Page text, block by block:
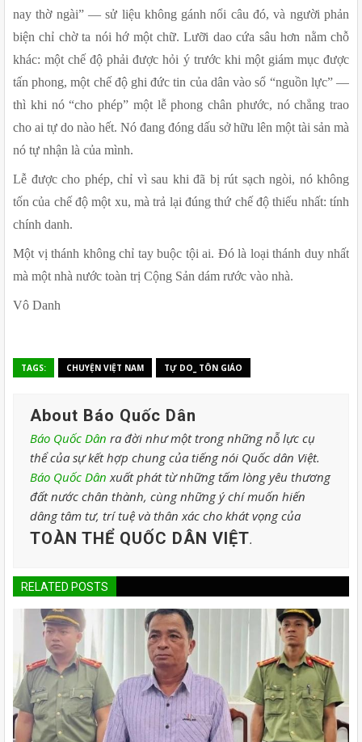
nay thờ ngài” — sử liệu không gánh nổi câu đó, và người phản
biện chỉ chờ ta nói hớ một chữ. Lưỡi dao cứa sâu hơn nằm chỗ
khác: một chế độ phải được hỏi ý trước khi một giám mục được
tấn phong, một chế độ ghi đức tin của dân vào sổ “nguồn lực” —
thì khi nó “cho phép” một lễ phong chân phước, nó chẳng trao
cho ai tự do nào hết. Nó đang đóng dấu sở hữu lên một tài sản mà
nó tự nhận là của mình.
Lễ được cho phép, chỉ vì sau khi đã bị rút sạch ngòi, nó không
tốn của chế độ một xu, mà trả lại đúng thứ chế độ thiếu nhất: tính
chính danh.
Một vị thánh không chỉ tay buộc tội ai. Đó là loại thánh duy nhất
mà một nhà nước toàn trị Cộng Sản dám rước vào nhà.
Vô Danh
TAGS: CHUYỆN VIỆT NAM TỰ DO_ TÔN GIÁO
About Báo Quốc Dân
Báo Quốc Dân ra đời như một trong những nỗ lực cụ
thể của sự kết hợp chung của tiếng nói Quốc dân Việt.
Báo Quốc Dân xuất phát từ những tấm lòng yêu thương
đất nước chân thành, cùng những ý chí muốn hiến
dâng tâm tư, trí tuệ và thân xác cho khát vọng của
TOÀN THỂ QUỐC DÂN VIỆT.
RELATED POSTS